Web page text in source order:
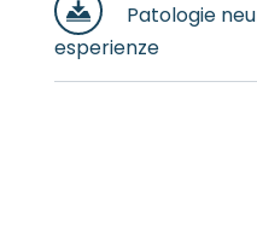
Patologie
esperienze